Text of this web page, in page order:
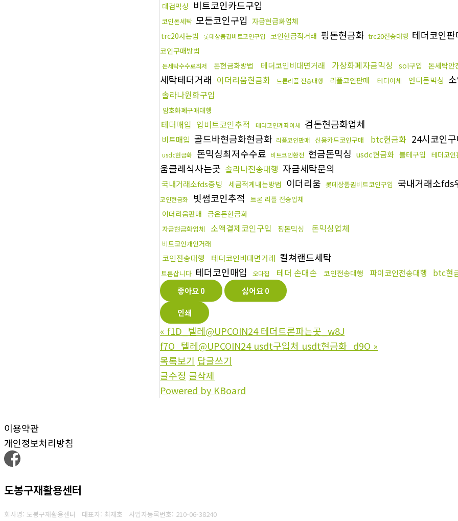
대검믹싱 비트코인카드구입
코인돈세탁 모든코인구입 자금현금화업체
trc20사는법
롯데상품권비트코인구입 코인현금직거래 핑돈현금화 trc20전송대행 테더코인판
코인구매방법
돈세탁수수료최저 돈현금화방법 테더코인비대면거래 가상화폐자금믹싱 sol구입 돈세탁안
세탁테더거래 이더리움현금화 트론리플 전송대행 리플코인판매 테더이체 언더돈믹싱
솔라나원화구입
암호화폐구매대행
테더매입 업비트코인추적 테더코인계좌이체 검돈현금화업체
비트매입 골드바현금화현금화 리플코인판매 신용카드코인구매 btc현금화 24시코인구
usdc현금화 돈믹싱최저수수료 비트코인환전 현금돈믹싱 usdc현금화 블테구입 테더코인
움클레식사는곳 솔라나전송대행 자금세탁문의
국내거래소fds증빙 세금적게내는방법 이더리움 롯데상품권비트코인구입 국내거래소fds
코인현금화
빗썸코인추적 트론 리플 전송업체
이더리움판매 금은돈현금화
자금현금화업체 소액결제코인구입 핑돈믹싱 돈믹싱업체
비트코인개인거래
코인전송대행 테더코인비대면거래 컬쳐랜드세탁
트론삽니다 테더코인매입 오다집 테더 손대손 코인전송대행 파이코인전송대행 btc현
좋아요0 싫어요0
인쇄
« f1D_텔레@UPCOIN24 테더트론파는곳_w8J
f7O_텔레@UPCOIN24 usdt구입처 usdt현금화_d9O »
목록보기 답글쓰기
글수정 글삭제
Powered by KBoard
이용약관
개인정보처리방침
도봉구재활용센터
회사명: 도봉구재활용센터 대표자: 최재호 사업자등록번호: 210-06-38240